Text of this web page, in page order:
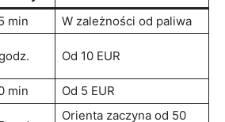
min
W zależności od paliwa
Od⁤ 10 EUR
min
Od 5 EUR
Orienta zaczyna od 50